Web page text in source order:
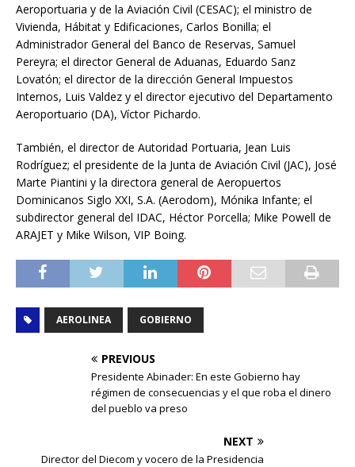
Aeroportuaria y de la Aviación Civil (CESAC); el ministro de
Vivienda, Hábitat y Edificaciones, Carlos Bonilla; el
Administrador General del Banco de Reservas, Samuel
Pereyra; el director General de Aduanas, Eduardo Sanz
Lovatón; el director de la dirección General Impuestos
Internos, Luis Valdez y el director ejecutivo del Departamento
Aeroportuario (DA), Víctor Pichardo.
También, el director de Autoridad Portuaria, Jean Luis
Rodríguez; el presidente de la Junta de Aviación Civil (JAC), José
Marte Piantini y la directora general de Aeropuertos
Dominicanos Siglo XXI, S.A. (Aerodom), Mónika Infante; el
subdirector general del IDAC, Héctor Porcella; Mike Powell de
ARAJET y Mike Wilson, VIP Boing.
AEROLINEA GOBIERNO
PREVIOUS
Presidente Abinader: En este Gobierno hay
régimen de consecuencias y el que roba el dinero
del pueblo va preso
NEXT
Director del Diecom y vocero de la Presidencia